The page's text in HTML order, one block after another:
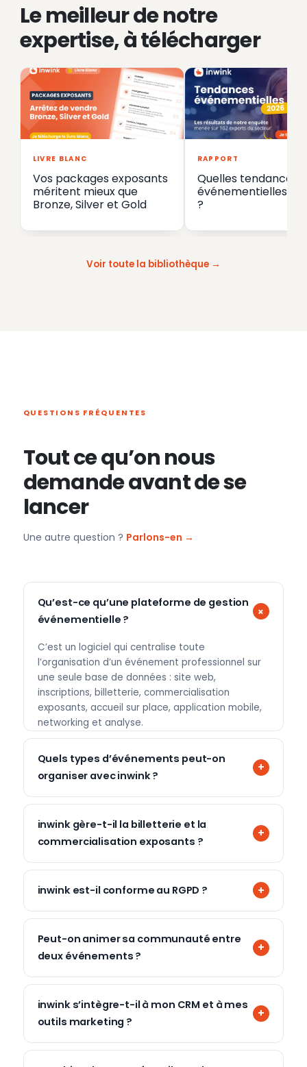
Le meilleur de notre
expertise, à télécharger
LIVRE BLANC
Vos packages exposants
méritent mieux que
Bronze, Silver et Gold
RAPPORT
Quelles tendances
événementielles en
?
Voir toute la bibliothèque
QUESTIONS FRÉQUENTES
Tout ce qu’on nous
demande avant de se
lancer
Une autre question ? Parlons-en →
Qu’est-ce qu’une plateforme de gestion
événementielle ?
C’est un logiciel qui centralise toute
l’organisation d’un événement professionnel sur
une seule base de données : site web,
inscriptions, billetterie, commercialisation
exposants, accueil sur place, application mobile,
networking et analyse.
Quels types d’événements peut-on
organiser avec inwink ?
inwink gère-t-il la billetterie et la
commercialisation exposants ?
inwink est-il conforme au RGPD ?
Peut-on animer sa communauté entre
deux événements ?
inwink s’intègre-t-il à mon CRM et à mes
outils marketing ?